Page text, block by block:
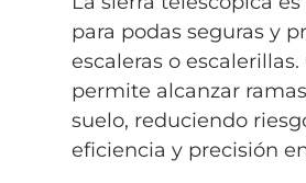
para podas seguras y
escaleras o
permite alcanzar
suelo, reduciendo
eficiencia y precisión